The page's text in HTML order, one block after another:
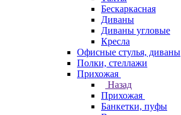
Бескаркасная
Диваны
Диваны угловые
Кресла
Офисные стулья, диваны
Полки, стеллажи
Прихожая
Назад
Прихожая
Банкетки, пуфы